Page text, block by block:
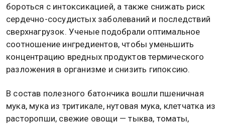
бороться с интоксикацией, а также снижать риск
сердечно-сосудистых заболеваний и последствий
сверхнагрузок. Ученые подобрали оптимальное
соотношение ингредиентов, чтобы уменьшить
концентрацию вредных продуктов термического
разложения в организме и снизить гипоксию.
В состав полезного батончика вошли пшеничная
мука, мука из тритикале, нутовая мука, клетчатка из
расторопши, свежие овощи — тыква, томаты,